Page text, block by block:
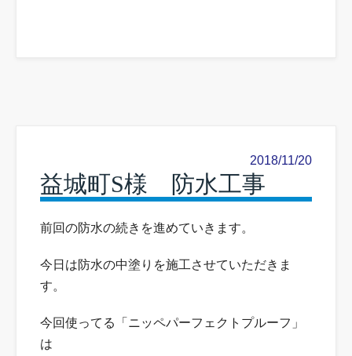
2018/11/20
益城町S様 防水工事
前回の防水の続きを進めていきます。
今日は防水の中塗りを施工させていただきま
す。
今回使ってる「ニッペパーフェクトプルーフ」
は